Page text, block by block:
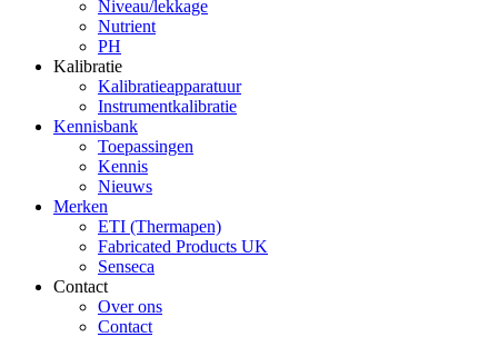
Niveau/lekkage
Nutrient
PH
Kalibratie
Kalibratieapparatuur
Instrumentkalibratie
Kennisbank
Toepassingen
Kennis
Nieuws
Merken
ETI (Thermapen)
Fabricated Products UK
Senseca
Contact
Over ons
Contact